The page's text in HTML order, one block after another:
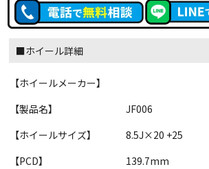
■ホイール詳細
【ホイールメーカー】
【製品名】
JF006
【ホイールサイズ】
8.5J×20 +25
【PCD】
139.7mm